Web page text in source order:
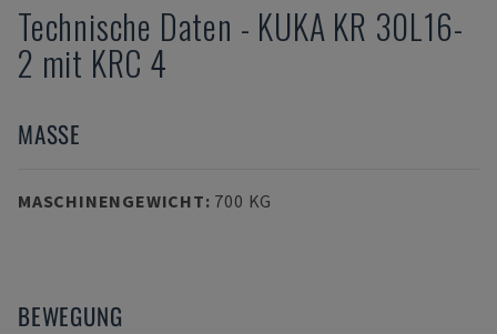
Technische Daten - KUKA KR 30L16-
2 mit KRC 4
MASSE
MASCHINENGEWICHT: 700 KG
BEWEGUNG